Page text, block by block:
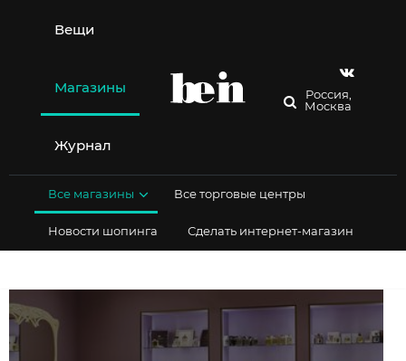
содержимому
Вещи
Магазины
Журнал
Россия,
Москва
Все магазины Все торговые центры
Новости шопинга Сделать интернет-магазин